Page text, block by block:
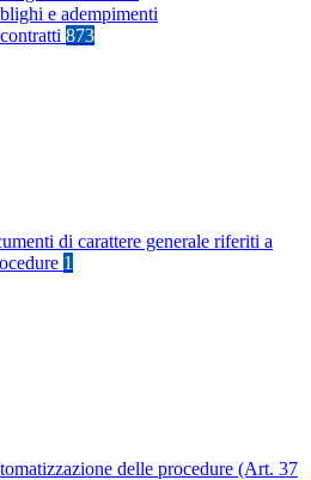
e adempimenti
873
di carattere generale riferiti a
1
delle procedure (Art. 37